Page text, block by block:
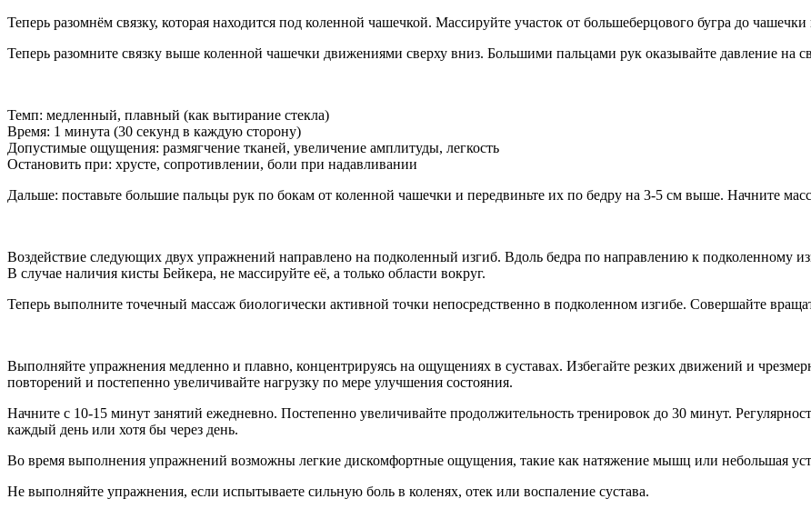
Теперь разомнём связку, которая находится под коленной чашечкой. Массируйте участок от большеберцового бугра до
Теперь разомните связку выше коленной чашечки движениями сверху вниз. Большими пальцами рук оказывайте давление на
Темп: медленный, плавный (как вытирание стекла)
Время: 1 минута (30 секунд в каждую сторону)
Допустимые ощущения: размягчение тканей, увеличение амплитуды, легкость
Остановить при: хрусте, сопротивлении, боли при надавливании
Дальше: поставьте большие пальцы рук по бокам от коленной чашечки и передвиньте их по бедру на 3-5 см выше. Начните
Воздействие следующих двух упражнений направлено на подколенный изгиб. Вдоль бедра по направлению к подколенному
В случае наличия кисты Бейкера, не массируйте её, а только области вокруг.
Теперь выполните точечный массаж биологически активной точки непосредственно в подколенном изгибе. Совершайте
Выполняйте упражнения медленно и плавно, концентрируясь на ощущениях в суставах. Избегайте резких движений и
повторений и постепенно увеличивайте нагрузку по мере улучшения состояния.
Начните с 10-15 минут занятий ежедневно. Постепенно увеличивайте продолжительность тренировок до 30 минут.
каждый день или хотя бы через день.
Во время выполнения упражнений возможны легкие дискомфортные ощущения, такие как натяжение мышц или небольшая
Не выполняйте упражнения, если испытываете сильную боль в коленях, отек или воспаление сустава.